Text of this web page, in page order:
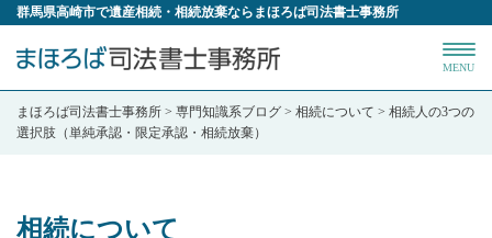
群馬県高崎市で遺産相続・相続放棄ならまほろば司法書士事務所
MENU
まほろば司法書士事務所 > 専門知識系ブログ > 相続について > 相続人の3つの
選択肢（単純承認・限定承認・相続放棄）
相続について